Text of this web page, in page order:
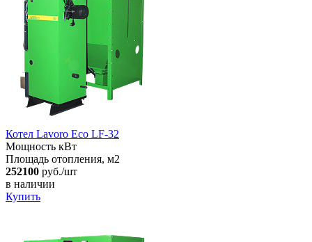
Котел Lavoro Eco LF-32
Мощность кВт
Площадь отопления, м2
252100 руб./шт
в наличии
Купить